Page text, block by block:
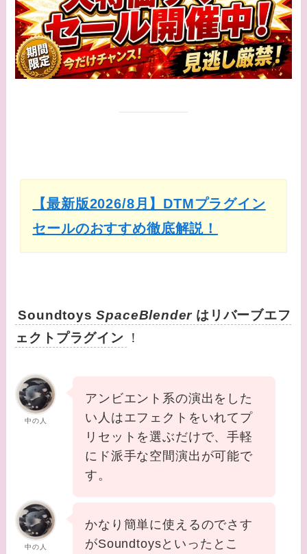
【最新版2026/8月】DTMプラグイン
セールのおすすめ徹底解説！
SoundtoysSpaceBlender はリバーブエフ
ェクトプラグイン
！
中の人
アンビエント系の演出をした
い人はエフェクトをいれてプ
リセットを選ぶだけで、手軽
にド派手な空間演出が可能で
す。
中の人
かなり簡単に使えるのでさす
がSoundtoysといったとこ